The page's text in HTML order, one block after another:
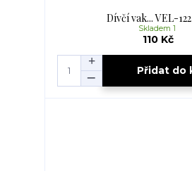
Dívčí vak... VEL-
110 Kč
Skladem 1
Přidat do